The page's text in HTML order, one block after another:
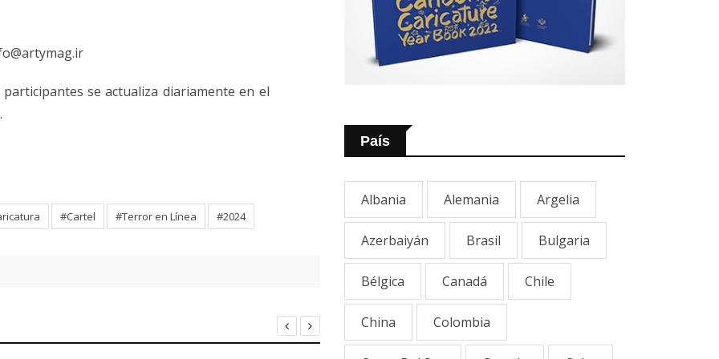
se actualiza diariamente en el
.
#Cartel #Terror en Línea #2024
País
Albania Alemania Argelia
Azerbaiyán Brasil Bulgaria
Bélgica Canadá Chile
China Colombia